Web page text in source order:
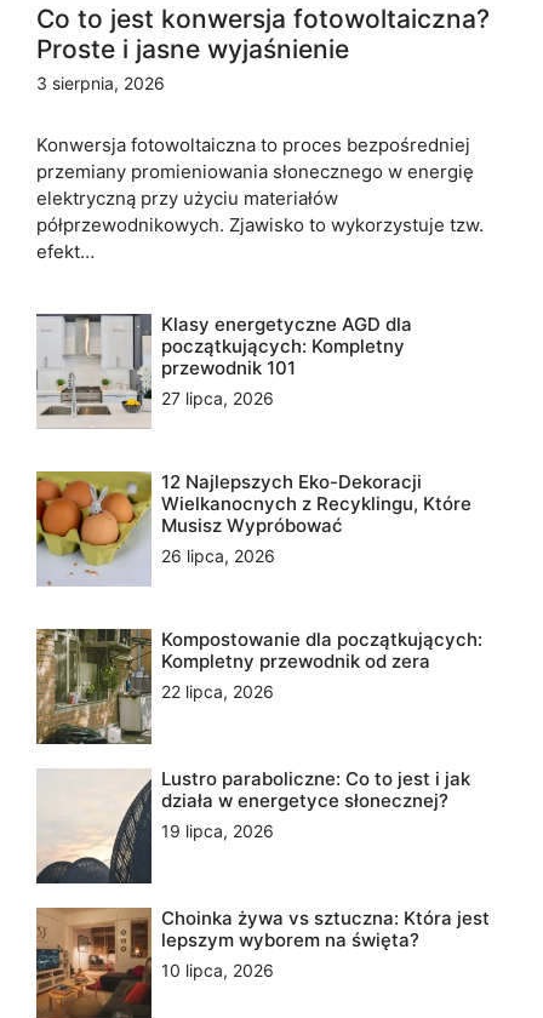
Co to jest konwersja fotowoltaiczna?
Proste i jasne wyjaśnienie
3 sierpnia, 2026
Konwersja fotowoltaiczna to proces bezpośredniej
przemiany promieniowania słonecznego w energię
elektryczną przy użyciu materiałów
półprzewodnikowych. Zjawisko to wykorzystuje tzw.
efekt…
Klasy energetyczne AGD dla
początkujących: Kompletny
przewodnik 101
27 lipca, 2026
12 Najlepszych Eko-Dekoracji
Wielkanocnych z Recyklingu, Które
Musisz Wypróbować
26 lipca, 2026
Kompostowanie dla początkujących:
Kompletny przewodnik od zera
22 lipca, 2026
Lustro paraboliczne: Co to jest i jak
działa w energetyce słonecznej?
19 lipca, 2026
Choinka żywa vs sztuczna: Która jest
lepszym wyborem na święta?
10 lipca, 2026